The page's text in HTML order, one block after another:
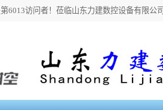
6013访问者！ 莅临山东力建数控设备有限公司